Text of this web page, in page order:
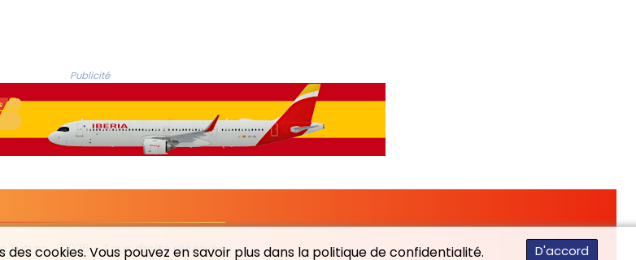
cookies. Vous pouvez en savoir plus dans la politique de confidentialité. D'accord
Publicité
Futuro - 2026 - Tous droits réservés